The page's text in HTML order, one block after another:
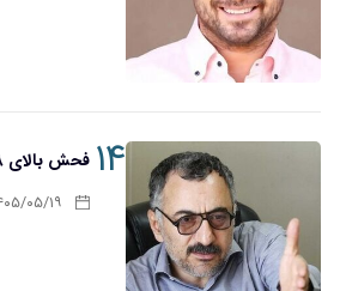
۱۴ فحش بالای ۱۸سال سعید لیلاز/ ویدئو
۱۴۰۵/۰۵/۱۹